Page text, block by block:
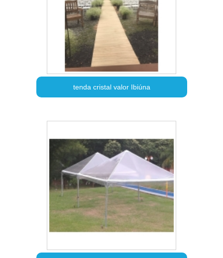
tenda cristal valor Ibiúna